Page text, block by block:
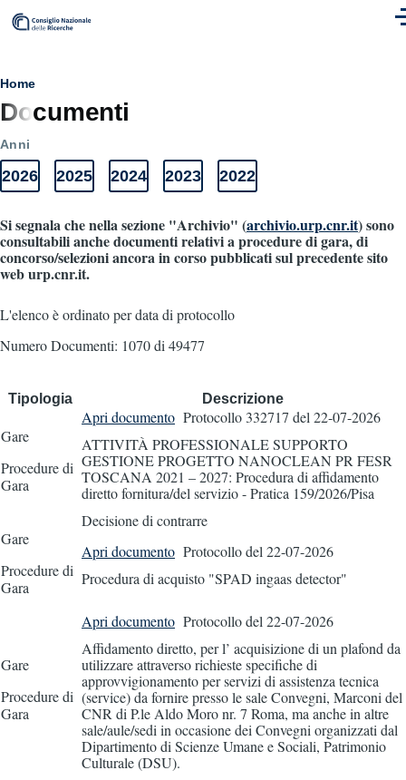
Skip to main content
Breadcrumb
Home
Documenti
Anni
Anni
Documenti
Elenco
2026
2026
Elenco
2025
2025
Elenco
2024
2024
Elenco
2023
2023
Elenco
2022
2022
Si segnala che nella sezione "Archivio" (archivio.urp.cnr.it) sono
consultabili anche documenti relativi a procedure di gara, di
concorso/selezioni ancora in corso pubblicati sul precedente sito
web urp.cnr.it.
L'elenco è ordinato per data di protocollo
Numero Documenti: 1070 di 49477
Tipologia Descrizione
Gare
Procedure di
Gara
Apri documento Protocollo 332717 del 22-07-2026
ATTIVITÀ PROFESSIONALE SUPPORTO
GESTIONE PROGETTO NANOCLEAN PR FESR
TOSCANA 2021 – 2027: Procedura di affidamento
diretto fornitura/del servizio - Pratica 159/2026/Pisa
Decisione di contrarre
Gare
Procedure di
Gara
Apri documento Protocollodel 22-07-2026
Procedura di acquisto "SPAD ingaas detector"
Gare
Procedure di
Gara
Apri documento Protocollodel 22-07-2026
Affidamento diretto, per l’ acquisizione di un plafond da
utilizzare attraverso richieste specifiche di
approvvigionamento per servizi di assistenza tecnica
(service) da fornire presso le sale Convegni, Marconi del
CNR di P.le Aldo Moro nr. 7 Roma, ma anche in altre
sale/aule/sedi in occasione dei Convegni organizzati dal
Dipartimento di Scienze Umane e Sociali, Patrimonio
Culturale (DSU).